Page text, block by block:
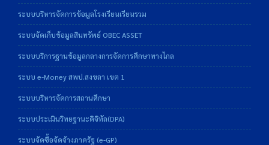
ระบบบริหารจัดการข้อมูลโรงเรียนเรียนรวม
ระบบจัดเก็บข้อมูลสินทรัพย์ OBEC ASSET
ระบบบริการฐานข้อมูลกลางการจัดการศึกษาทางไกล
ระบบ e-Money สพป.สงขลา เขต 1
ระบบบริหารจัดการสถานศึกษา
ระบบประเมินวิทยฐานะดิจิทัล(DPA)
ระบบจัดซื้อจัดจ้างภาครัฐ (e-GP)